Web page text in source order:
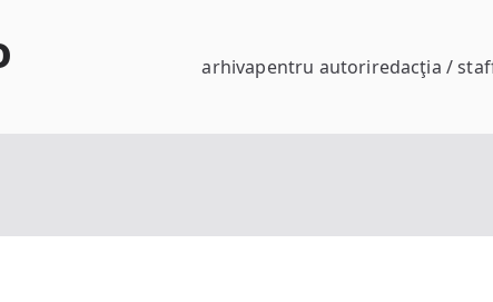
arhivapentru autoriredacţia /